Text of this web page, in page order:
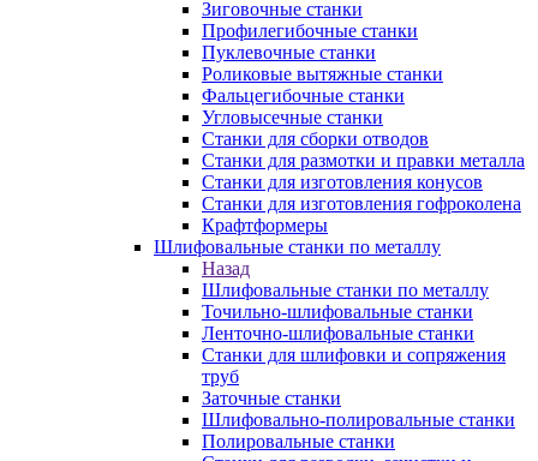
Зиговочные станки
Профилегибочные станки
Пуклевочные станки
Роликовые вытяжные станки
Фальцегибочные станки
Угловысечные станки
Станки для сборки отводов
Станки для размотки и правки металла
Станки для изготовления конусов
Станки для изготовления гофроколена
Крафтформеры
Шлифовальные станки по металлу
Назад
Шлифовальные станки по металлу
Точильно-шлифовальные станки
Ленточно-шлифовальные станки
Станки для шлифовки и сопряжения
труб
Заточные станки
Шлифовально-полировальные станки
Полировальные станки